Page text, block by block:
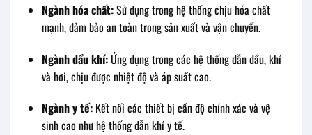
Ngành hóa chất:Sử dụng trong hệ thống chịu hóa chất
mạnh, đảm bảo an toàn trong sản xuất và vận chuyển.
Ngành dầu khí:Ứng dụng trong các hệ thống dẫn dầu, khí
và hơi, chịu được nhiệt độ và áp suất cao.
Ngành y tế: Kết nối các thiết bị cần độ chính xác và vệ
sinh cao như hệ thống dẫn khí y tế.